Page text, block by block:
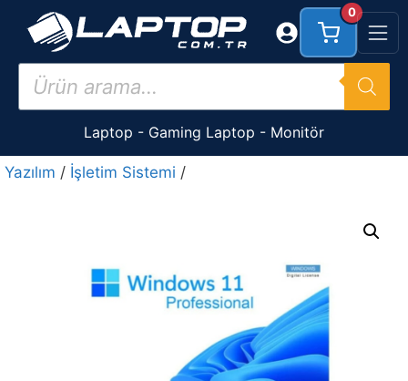
İçeriğe
Products
search
Laptop - Gaming Laptop - Monitör
0
Yazılım / İşletim Sistemi /